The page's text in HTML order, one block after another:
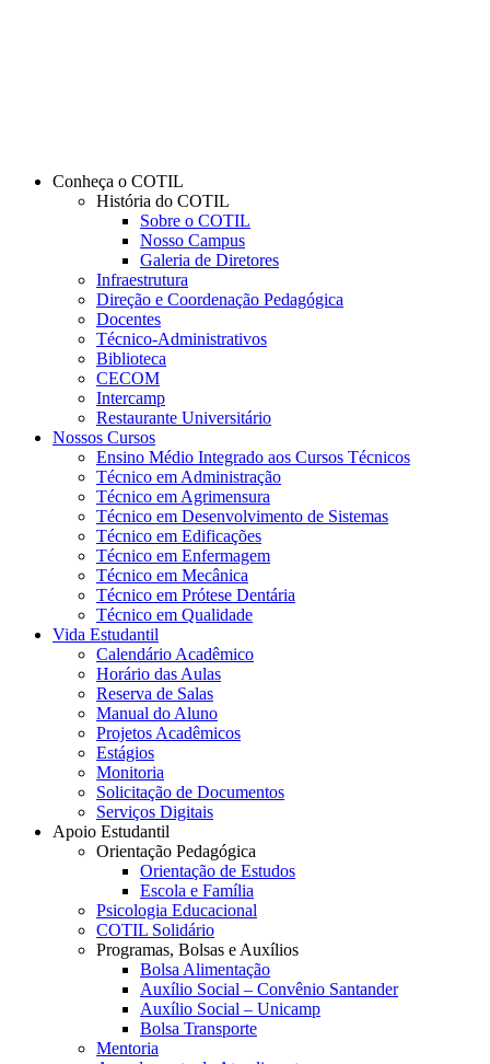
Conheça o COTIL
História do COTIL
Sobre o COTIL
Nosso Campus
Galeria de Diretores
Infraestrutura
Direção e Coordenação Pedagógica
Docentes
Técnico-Administrativos
Biblioteca
CECOM
Intercamp
Restaurante Universitário
Nossos Cursos
Ensino Médio Integrado aos Cursos Técnicos
Técnico em Administração
Técnico em Agrimensura
Técnico em Desenvolvimento de Sistemas
Técnico em Edificações
Técnico em Enfermagem
Técnico em Mecânica
Técnico em Prótese Dentária
Técnico em Qualidade
Vida Estudantil
Calendário Acadêmico
Horário das Aulas
Reserva de Salas
Manual do Aluno
Projetos Acadêmicos
Estágios
Monitoria
Solicitação de Documentos
Serviços Digitais
Apoio Estudantil
Orientação Pedagógica
Orientação de Estudos
Escola e Família
Psicologia Educacional
COTIL Solidário
Programas, Bolsas e Auxílios
Bolsa Alimentação
Auxílio Social – Convênio Santander
Auxílio Social – Unicamp
Bolsa Transporte
Mentoria